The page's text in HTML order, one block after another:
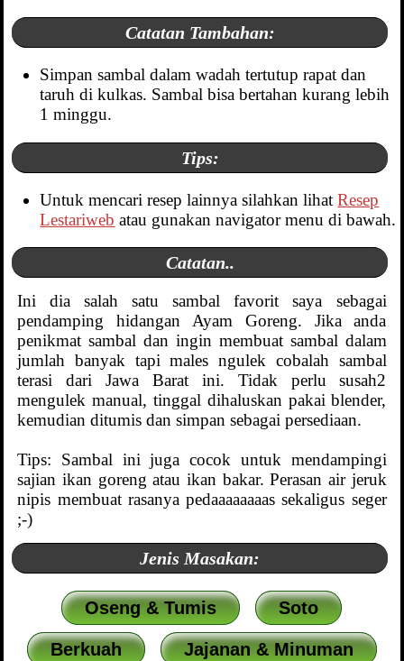
Catatan Tambahan:
Simpan sambal dalam wadah tertutup rapat dan
taruh di kulkas. Sambal bisa bertahan kurang lebih
1 minggu.
Tips:
Untuk mencari resep lainnya silahkan lihatResep
Lestariweb atau gunakan navigator menu di bawah.
Catatan..
Ini dia salah satu sambal favorit saya sebagai
pendamping hidangan Ayam Goreng. Jika anda
penikmat sambal dan ingin membuat sambal dalam
jumlah banyak tapi males ngulek cobalah sambal
terasi dari Jawa Barat ini. Tidak perlu susah2
mengulek manual, tinggal dihaluskan pakai blender,
kemudian ditumis dan simpan sebagai persediaan.
Tips: Sambal ini juga cocok untuk mendampingi
sajian ikan goreng atau ikan bakar. Perasan air jeruk
nipis membuat rasanya pedaaaaaaaas sekaligus seger
;-)
Jenis Masakan:
Oseng & Tumis Soto
Berkuah Jajanan & Minuman